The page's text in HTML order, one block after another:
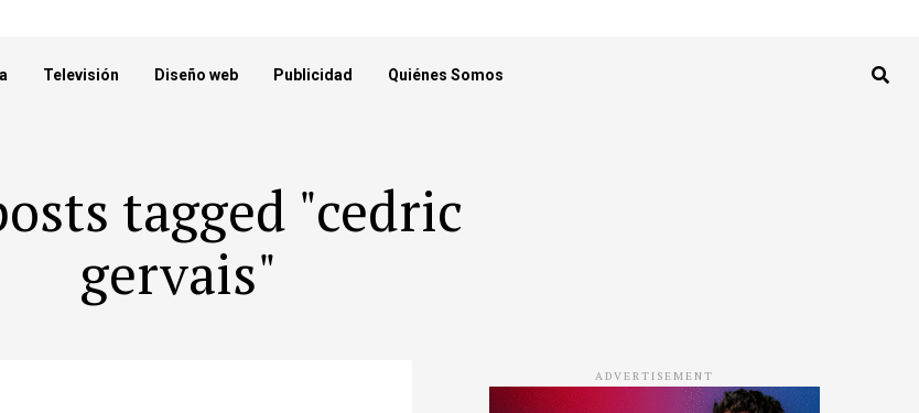
Televisión Diseño web Publicidad Quiénes Somos
tagged "cedric
gervais"
ADVERTISEMENT